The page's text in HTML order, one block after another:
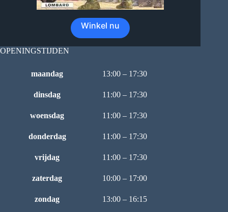
Winkel nu
OPENINGSTIJDEN
maandag 13:00 – 17:30
dinsdag 11:00 – 17:30
woensdag 11:00 – 17:30
donderdag 11:00 – 17:30
vrijdag 11:00 – 17:30
zaterdag 10:00 – 17:00
zondag 13:00 – 16:15